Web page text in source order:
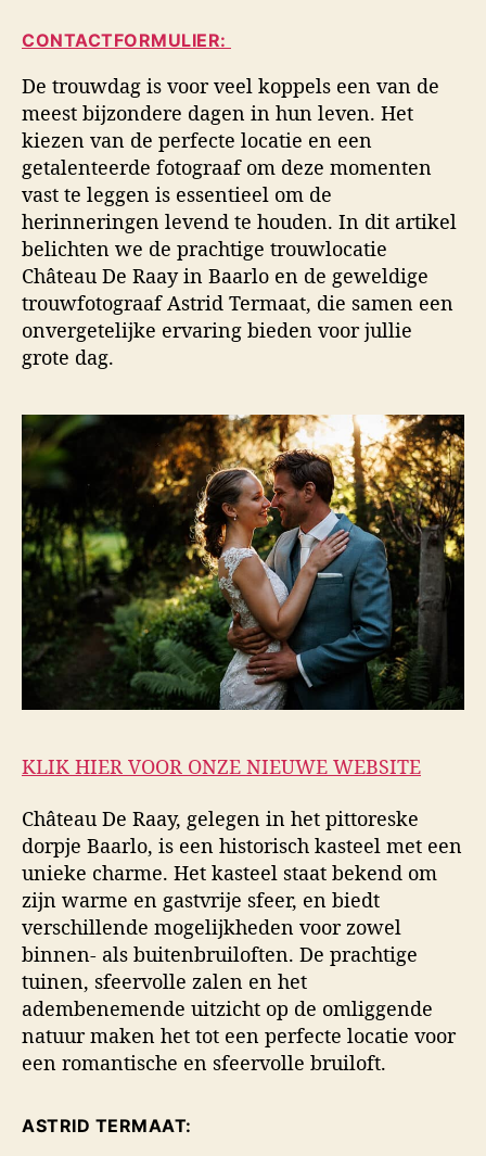
d
s
f
o
t
o
g
r
a
f
i
e
u
e
u
r
u
m
CONTACTFORMULIER:
De trouwdag is voor veel koppels een van de
meest bijzondere dagen in hun leven. Het
kiezen van de perfecte locatie en een
getalenteerde fotograaf om deze momenten
vast te leggen is essentieel om de
herinneringen levend te houden. In dit artikel
belichten we de prachtige trouwlocatie
Château De Raay in Baarlo en de geweldige
trouwfotograaf Astrid Termaat, die samen een
onvergetelijke ervaring bieden voor jullie
grote dag.
KLIK HIER VOOR ONZE NIEUWE WEBSITE
Château De Raay, gelegen in het pittoreske
dorpje Baarlo, is een historisch kasteel met een
unieke charme. Het kasteel staat bekend om
zijn warme en gastvrije sfeer, en biedt
verschillende mogelijkheden voor zowel
binnen- als buitenbruiloften. De prachtige
tuinen, sfeervolle zalen en het
adembenemende uitzicht op de omliggende
natuur maken het tot een perfecte locatie voor
een romantische en sfeervolle bruiloft.
ASTRID TERMAAT: